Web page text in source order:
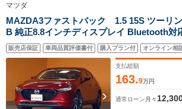
マツダ
MAZDA3ファストバック 1.5 15S ツーリ
B 純正8.8インチディスプレイ Bluetooth対
ター LEDヘッドライト フォグライト クルー
ル 革巻きステアリング ETC 電子パーキン
ー 純正アルミホイール
販売店保証 車両品質評価書付 購入プラン付 オンライン相
支払総額
163.9万円
通常ローン 月々